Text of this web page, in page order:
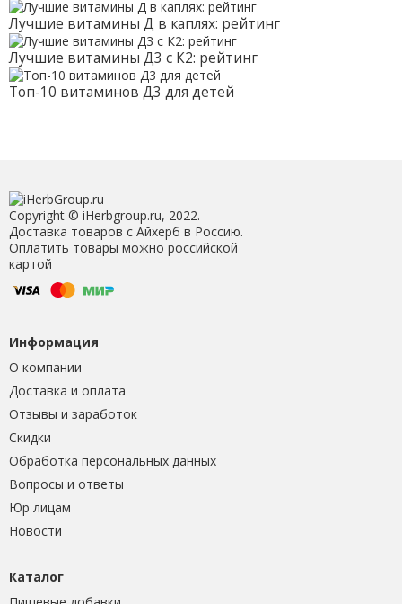
Лучшие витамины Д в каплях: рейтинг
Лучшие витамины Д3 с К2: рейтинг
Топ-10 витаминов Д3 для детей
Copyright © iHerbgroup.ru, 2022.
Доставка товаров с Айхерб в Россию.
Оплатить товары можно российской
картой
Информация
О компании
Доставка и оплата
Отзывы и заработок
Скидки
Обработка персональных данных
Вопросы и ответы
Юр лицам
Новости
Каталог